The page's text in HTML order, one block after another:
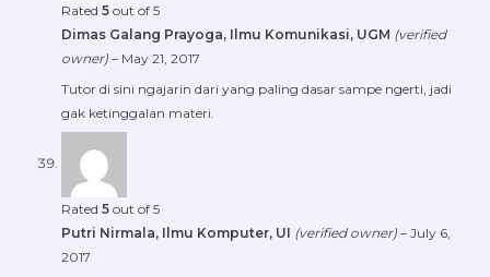
Rated 5 out of 5
Dimas Galang Prayoga, Ilmu Komunikasi, UGM (verified
owner) – May 21, 2017
Tutor di sini ngajarin dari yang paling dasar sampe ngerti, jadi
gak ketinggalan materi.
Rated 5 out of 5
Putri Nirmala, Ilmu Komputer, UI (verified owner) – July 6,
2017